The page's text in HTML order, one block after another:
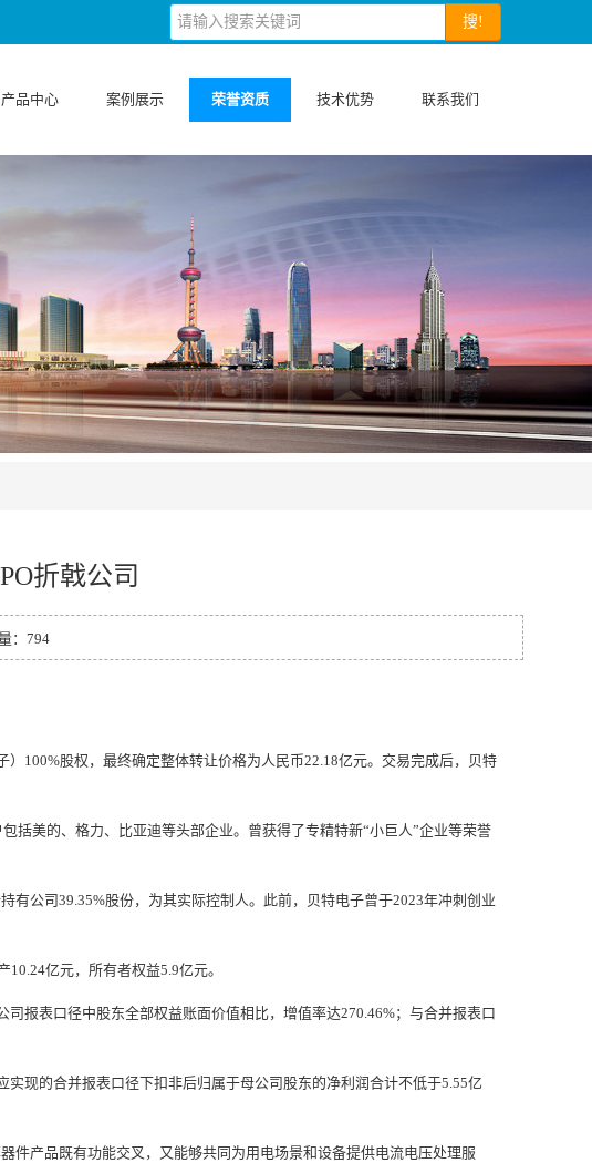
搜!
产品中心 案例展示 荣誉资质 技术优势 联系我们
折戟公司
： 794
100%股权，最终确定整体转让价格为人民币22.18亿元。交易完成后，贝特
美的、格力、比亚迪等头部企业。曾获得了专精特新“小巨人”企业等荣誉
公司39.35%股份，为其实际控制人。此前，贝特电子曾于2023年冲刺创业
亿元，所有者权益5.9亿元。
报表口径中股东全部权益账面价值相比，增值率达270.46%；与合并报表口
现的合并报表口径下扣非后归属于母公司股东的净利润合计不低于5.55亿
产品既有功能交叉，又能够共同为用电场景和设备提供电流电压处理服